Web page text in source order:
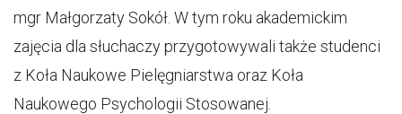
mgr Małgorzaty Sokół. W tym roku akademickim
zajęcia dla słuchaczy przygotowywali także studenci
z Koła Naukowe Pielęgniarstwa oraz Koła
Naukowego Psychologii Stosowanej.